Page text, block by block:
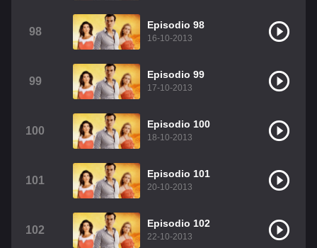
98
Episodio 98
16-10-2013
99
Episodio 99
17-10-2013
100
Episodio 100
18-10-2013
101
Episodio 101
20-10-2013
102
Episodio 102
22-10-2013